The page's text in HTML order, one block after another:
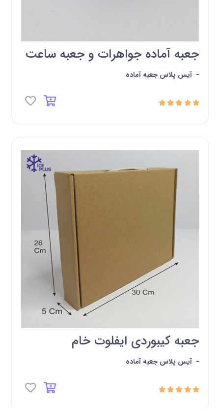
جعبه آماده جواهرات و جعبه ساعت
- آیس پلاس جعبه آماده
جعبه کیبوردی ایفلوت خام
- آیس پلاس جعبه آماده